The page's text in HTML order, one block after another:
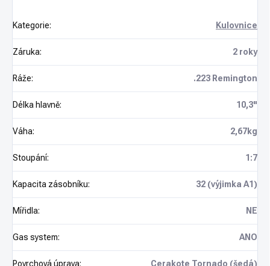
Kategorie: Kulovnice
Záruka: 2 roky
Ráže: .223 Remington
Délka hlavně: 10,3"
Váha: 2,67kg
Stoupání: 1:7
Kapacita zásobníku: 32 (výjimka A1)
Mířidla: NE
Gas system: ANO
Povrchová úprava: Cerakote Tornado (šedá)